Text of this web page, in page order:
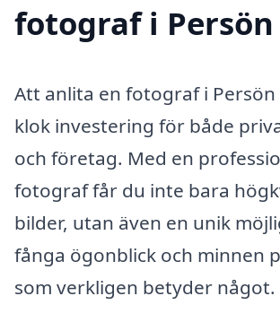
fotograf i Persön
Att anlita en fotograf i Persön
klok investering för både
och företag. Med en
fotograf får du inte bara
bilder, utan även en unik
fånga ögonblick och minnen
som verkligen betyder något.